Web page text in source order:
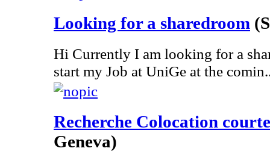
Looking for a sharedroom
Hi Currently I am looking for a
start my Job at UniGe at the
Recherche Colocation
Geneva)